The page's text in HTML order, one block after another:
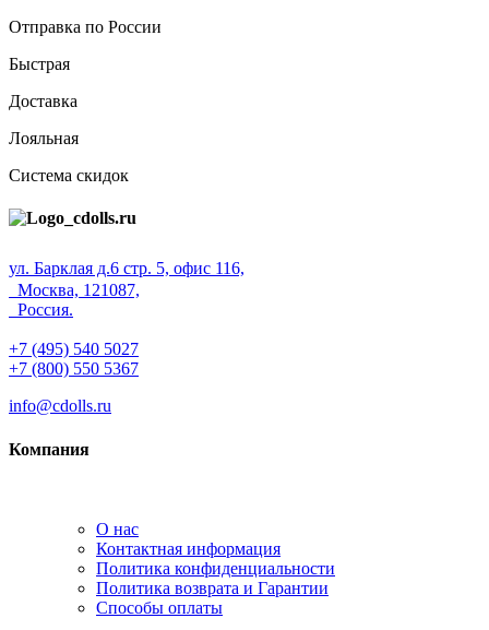
Отправка по России
Быстрая
Доставка
Лояльная
Система скидок
ул. Барклая д.6 стр. 5, офис 116,
Москва, 121087,
Россия.
+7 (495) 540 5027
+7 (800) 550 5367
info@cdolls.ru
Компания
О нас
Контактная информация
Политика конфиденциальности
Политика возврата и Гарантии
Способы оплаты